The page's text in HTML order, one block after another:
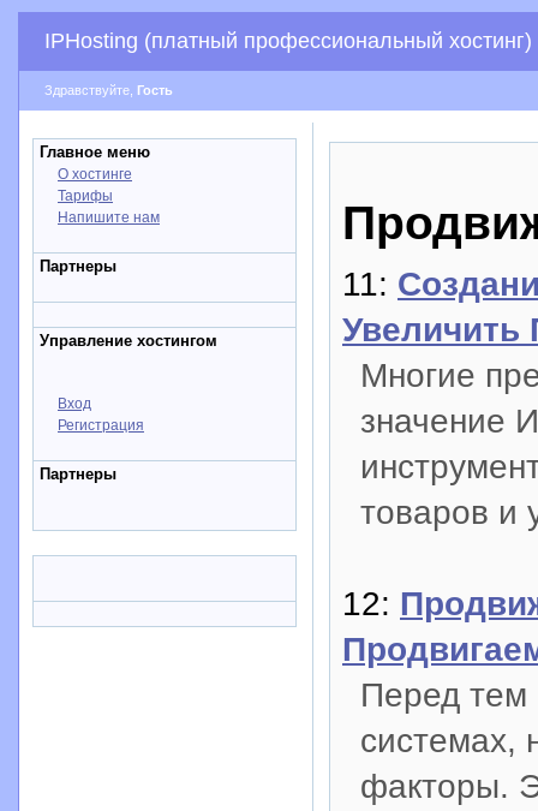
IPHosting (платный профессиональный хостинг)
Здравствуйте, Гость
Главное меню
О хостинге
Тарифы
Напишите нам
Партнеры
Управление хостингом
Вход
Регистрация
Партнеры
11:
Увеличить
Многие
значение
товаров и
12:
Перед тем
системах,
факторы.